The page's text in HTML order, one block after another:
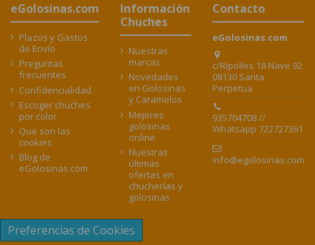
eGolosinas.com
Plazos y Gastos
de Envío
Preguntas
frecuentes
Confidencialidad
Escoger chuches
por color
Que son las
cookies
Blog de
eGolosinas.com
Información
Chuches
Nuestras
marcas
Novedades
en Golosinas
y Caramelos
Mejores
golosinas
online
Nuestras
últimas
ofertas en
chucherías y
golosinas
Contacto
eGolosinas.com
c/Ripolles 18 Nave 92
08130 Santa
Perpetua
935704708 //
Whatsapp 722727361
info@egolosinas.com
Preferencias de Cookies